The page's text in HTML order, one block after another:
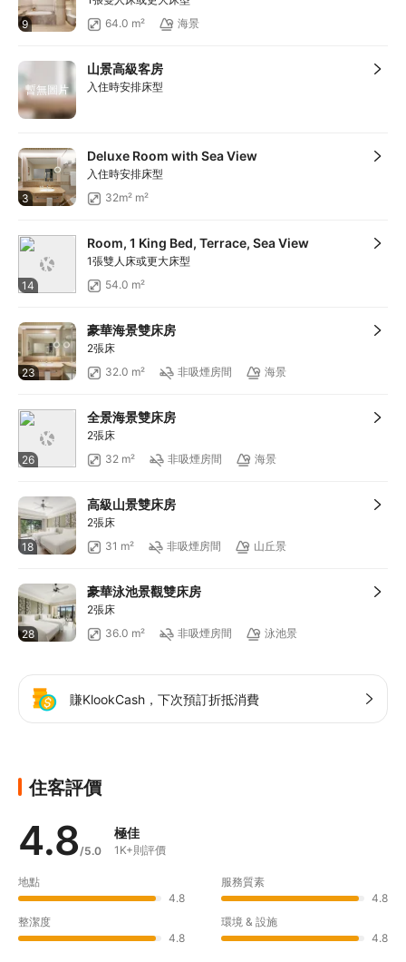
9
64.0 m²
海景
暫無圖片
山景高級客房
入住時安排床型
3
Deluxe Room with Sea View
入住時安排床型
32m² m²
14
Room, 1 King Bed, Terrace, Sea View
1張雙人床或更大床型
54.0 m²
23
豪華海景雙床房
2張床
32.0 m²
非吸煙房間 海景
26
全景海景雙床房
2張床
32 m²
非吸煙房間 海景
18
高級山景雙床房
2張床
31 m²
非吸煙房間 山丘景
28
豪華泳池景觀雙床房
2張床
36.0 m²
非吸煙房間 泳池景
賺KlookCash，下次預訂折抵消費
住客評價
4.8/5.0
極佳
1K+則評價
地點
4.8
服務質素
4.8
整潔度
4.8
環境 & 設施
4.8